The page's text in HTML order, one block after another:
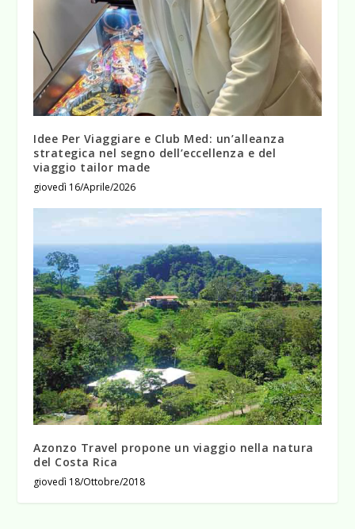
Idee Per Viaggiare e Club Med: un’alleanza
strategica nel segno dell’eccellenza e del
viaggio tailor made
giovedì 16/Aprile/2026
Azonzo Travel propone un viaggio nella natura
del Costa Rica
giovedì 18/Ottobre/2018